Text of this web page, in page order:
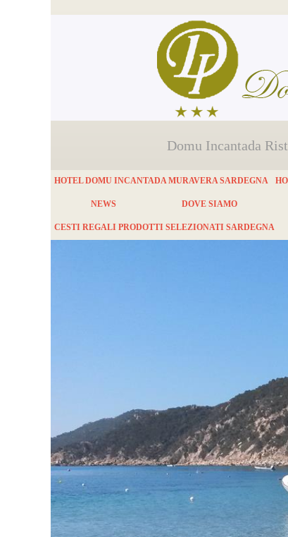
Domu Incantada
HOTEL DOMU INCANTADA MURAVERA SARDEGNA
NEWS DOVE SIAMO
CESTI REGALI PRODOTTI SELEZIONATI SARDEGNA